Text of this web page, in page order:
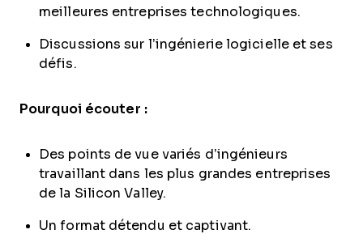
meilleures entreprises technologiques.
Discussions sur l’ingénierie logicielle et ses
défis.
Pourquoi écouter :
Des points de vue variés d’ingénieurs
travaillant dans les plus grandes entreprises
de la Silicon Valley.
Un format détendu et captivant.